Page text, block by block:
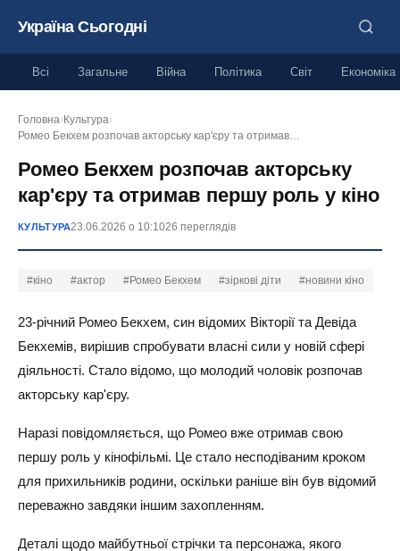
Україна Сьогодні
Всі Загальне Війна Політика Світ Економіка
Головна› Культура›
Ромео Бекхем розпочав акторську кар'єру та отримав…
Ромео Бекхем розпочав акторську
кар'єру та отримав першу роль у кіно
КУЛЬТУРА23.06.2026 о 10:1026 переглядів
#кіно #актор #Ромео Бекхем #зіркові діти #новини кіно
23-річний Ромео Бекхем, син відомих Вікторії та Девіда
Бекхемів, вирішив спробувати власні сили у новій сфері
діяльності. Стало відомо, що молодий чоловік розпочав
акторську кар'єру.
Наразі повідомляється, що Ромео вже отримав свою
першу роль у кінофільмі. Це стало несподіваним кроком
для прихильників родини, оскільки раніше він був відомий
переважно завдяки іншим захопленням.
Деталі щодо майбутньої стрічки та персонажа, якого